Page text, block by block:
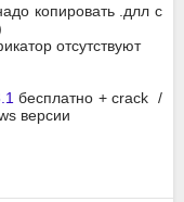
копировать .длл с
отсутствуют
бесплатно + crack /
версии